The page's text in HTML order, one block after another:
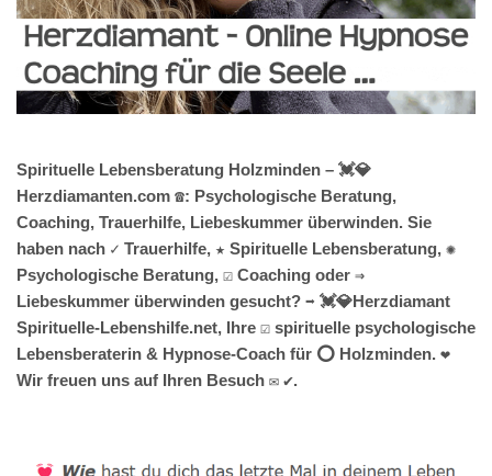
Spirituelle Lebensberatung Holzminden – 💓️💎
Herzdiamanten.com ☎️: Psychologische Beratung,
Coaching, Trauerhilfe, Liebeskummer überwinden. Sie
haben nach ✓ Trauerhilfe, ★ Spirituelle Lebensberatung, ✺
Psychologische Beratung, ☑️ Coaching oder ⇒
Liebeskummer überwinden gesucht? ➡️ 💓️💎Herzdiamant
Spirituelle-Lebenshilfe.net, Ihre ☑️ spirituelle psychologische
Lebensberaterin & Hypnose-Coach für ⭕ Holzminden. ❤
Wir freuen uns auf Ihren Besuch ✉ ✔.